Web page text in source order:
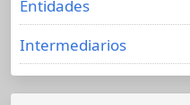
Entidades
Intermediarios